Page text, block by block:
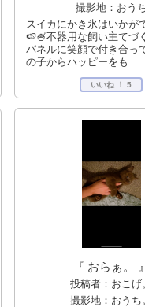
撮影地：おう
スイカにかき氷はいかが
🍉🍧不器用な飼い主てづ
パネルに笑顔で付き合っ
の子からハッピーをも...
いいね ！ 5
『 おらぁ。 』
投稿者：おこげ
撮影地：おうち